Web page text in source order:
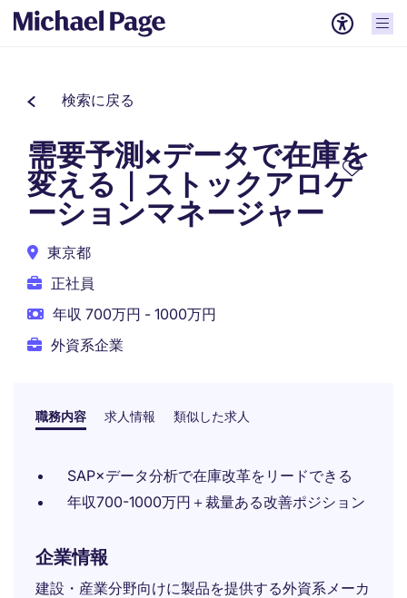
検索に戻る
需要予測×データで在庫を
変える｜ストックアロケ
ーションマネージャー
東京都
正社員
年収 700万円 - 1000万円
外資系企業
職務内容 求人情報 類似した求人
SAP×データ分析で在庫改革をリードできる
年収700-1000万円＋裁量ある改善ポジション
企業情報
建設・産業分野向けに製品を提供する外資系メーカ